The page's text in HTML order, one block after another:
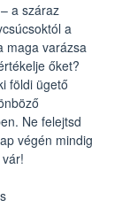
a száraz
a
maga varázsa
őket?
földi ügető
Ne felejtsd
végén mindig